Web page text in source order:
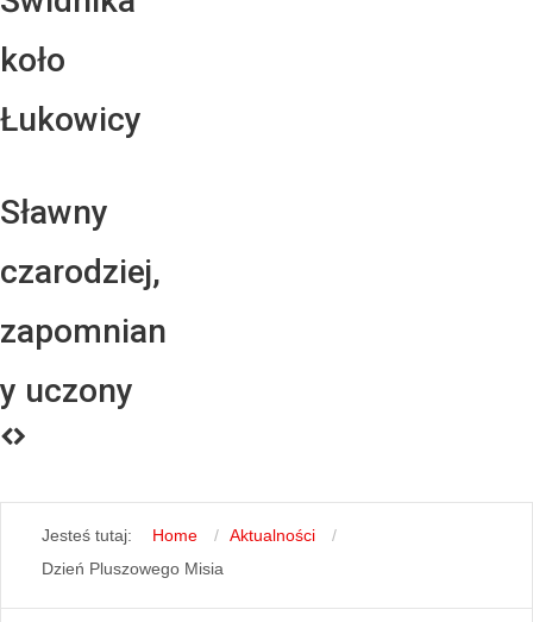
koło
Łukowicy
Sławny
czarodziej,
zapomnian
y uczony
Jesteś tutaj: Home
Aktualności
Dzień Pluszowego Misia